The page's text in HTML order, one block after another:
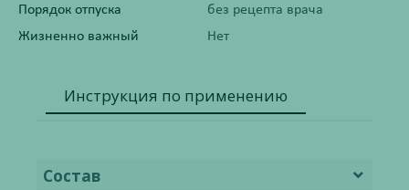
Порядок отпуска
без рецепта врача
Жизненно важный
Нет
Инструкция по применению
Состав